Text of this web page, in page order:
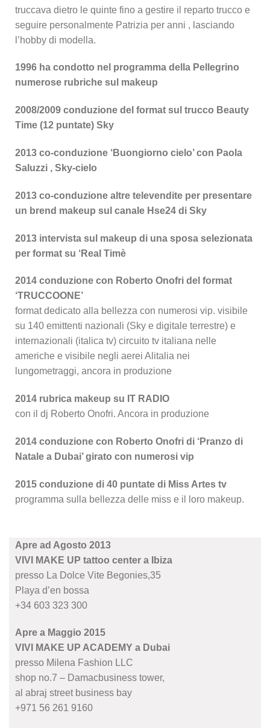
truccava dietro le quinte fino a gestire il reparto trucco e
seguire personalmente Patrizia per anni , lasciando
l’hobby di modella.
1996 ha condotto nel programma della Pellegrino
numerose rubriche sul makeup
2008/2009 conduzione del format sul trucco Beauty
Time (12 puntate) Sky
2013 co-conduzione ‘Buongiorno cielo’ con Paola
Saluzzi , Sky-cielo
2013 co-conduzione altre televendite per presentare
un brend makeup sul canale Hse24 di Sky
2013 intervista sul makeup di una sposa selezionata
per format su ‘Real Timè
2014 conduzione con Roberto Onofri del format
‘TRUCCOONE’
format dedicato alla bellezza con numerosi vip. visibile
su 140 emittenti nazionali (Sky e digitale terrestre) e
internazionali (italica tv) circuito tv italiana nelle
americhe e visibile negli aerei Alitalia nei
lungometraggi, ancora in produzione
2014 rubrica makeup su IT RADIO
con il dj Roberto Onofri. Ancora in produzione
2014 conduzione con Roberto Onofri di ‘Pranzo di
Natale a Dubai’ girato con numerosi vip
2015 conduzione di 40 puntate di Miss Artes tv
programma sulla bellezza delle miss e il loro makeup.
Apre ad Agosto 2013
VIVI MAKE UP tattoo center a Ibiza
presso La Dolce Vite Begonies,35
Playa d’en bossa
+34 603 323 300
Apre a Maggio 2015
VIVI MAKE UP ACADEMY a Dubai
presso Milena Fashion LLC
shop no.7 – Damacbusiness tower,
al abraj street business bay
+971 56 261 9160